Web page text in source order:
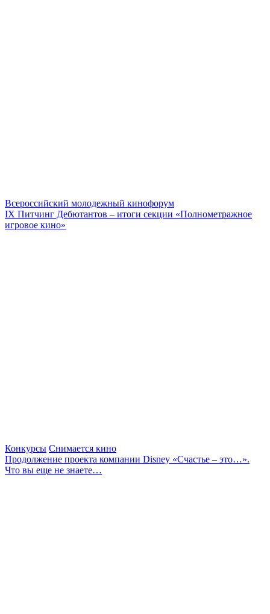
Всероссийский молодежный кинофорум
IX Питчинг Дебютантов – итоги секции «Полнометражное
игровое кино»
Конкурсы Снимается кино
Продолжение проекта компании Disney «Счастье – это…».
Что вы еще не знаете…